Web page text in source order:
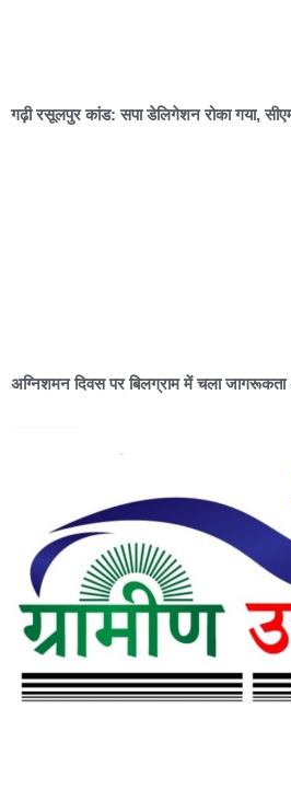
गढ़ी रसूलपुर कांड: सपा डेलिगेशन रोका गया,
अग्निशमन दिवस पर बिलग्राम में चला जागरूकता